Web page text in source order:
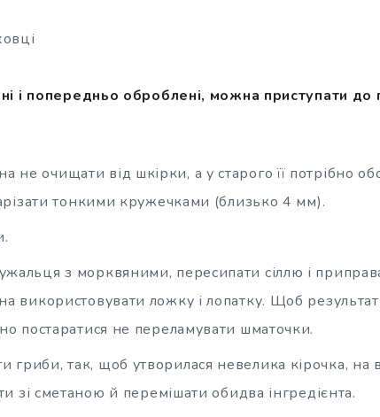
і попередньо оброблені, можна приступати до
очищати від шкірки, а у старого її потрібно
тонкими кружечками (близько 4 мм).
з морквяними, пересипати сіллю і
використовувати ложку і лопатку. Щоб результат
постаратися не переламувати шматочки.
гриби, так, щоб утворилася невелика кірочка, на
зі сметаною й перемішати обидва інгредієнта.